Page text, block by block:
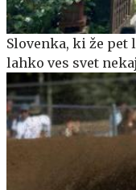
Slovenka, ki že pet
lahko ves svet